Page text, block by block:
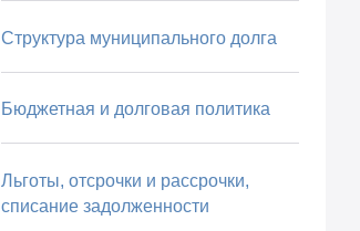
Структура муниципального долга
Бюджетная и долговая политика
Льготы, отсрочки и рассрочки,
списание задолженности